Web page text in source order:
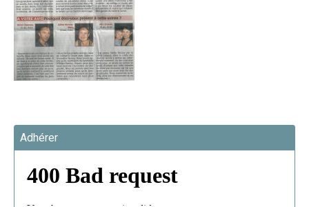
Adhérer